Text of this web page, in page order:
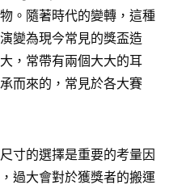
。隨著時代的變轉，這種
變為現今常見的獎盃造
，常帶有兩個大大的耳
而來的，常見於各大賽
寸的選擇是重要的考量因
過大會對於獲獎者的搬運